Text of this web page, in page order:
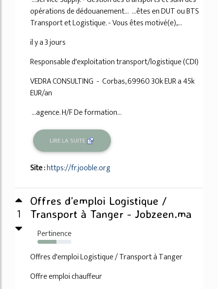
opérations de dédouanement... ...êtes en DUT ou BTS
Transport et Logistique. - Vous êtes motivé(e),...
il y a 3 jours
Responsable d'exploitation transport/logistique (CDI)
VEDRA CONSULTING - Corbas, 69960 30k EUR a 45k
EUR/an
...agence. H/F De formation...
LIRE LA SUITE
Site :https://fr.jooble.org
1
Offres d’emploi Logistique /
Transport à Tanger - Jobzeen.ma
Pertinence
56%
Offres d'emploi Logistique / Transport à Tanger
Offre emploi chauffeur